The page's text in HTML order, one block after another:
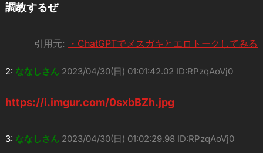
調教するぜ
引用元: ・ChatGPTでメスガキとエロトークしてみる
2: ななしさん 2023/04/30(日) 01:01:42.02 ID:RPzqAoVj0
https://i.imgur.com/0sxbBZh.jpg
3: ななしさん 2023/04/30(日) 01:02:29.98 ID:RPzqAoVj0